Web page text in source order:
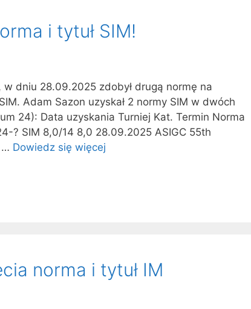
i tytuł SIM!
dniu 28.09.2025 zdobył drugą normę na
Adam Sazon uzyskał 2 normy SIM w dwóch
24): Data uzyskania Turniej Kat. Termin Norma
? SIM 8,0/14 8,0 28.09.2025 ASIGC 55th
… Dowiedz się więcej
norma i tytuł IM